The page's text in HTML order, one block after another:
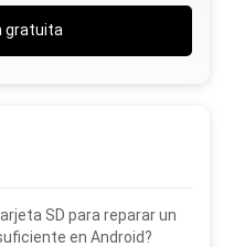
gratuita
SD para reparar un
en Android?